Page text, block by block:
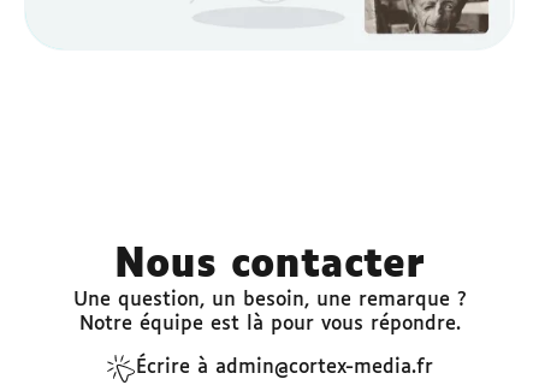
Nous contacter
Une question, un besoin, une remarque ?
Notre équipe est là pour vous répondre.
Écrire à admin@cortex-media.fr